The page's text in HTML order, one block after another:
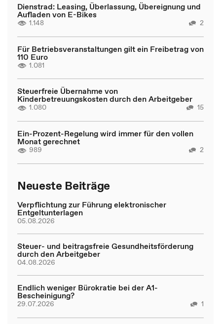
Dienstrad: Leasing, Überlassung, Übereignung und
Aufladen von E-Bikes
1.148 2
Für Betriebsveranstaltungen gilt ein Freibetrag von
110 Euro
1.081
Steuerfreie Übernahme von
Kinderbetreuungskosten durch den Arbeitgeber
1.080 15
Ein-Prozent-Regelung wird immer für den vollen
Monat gerechnet
989 2
Neueste Beiträge
Verpflichtung zur Führung elektronischer
Entgeltunterlagen
05.08.2026
Steuer- und beitragsfreie Gesundheitsförderung
durch den Arbeitgeber
04.08.2026
Endlich weniger Bürokratie bei der A1-
Bescheinigung?
29.07.2026 1